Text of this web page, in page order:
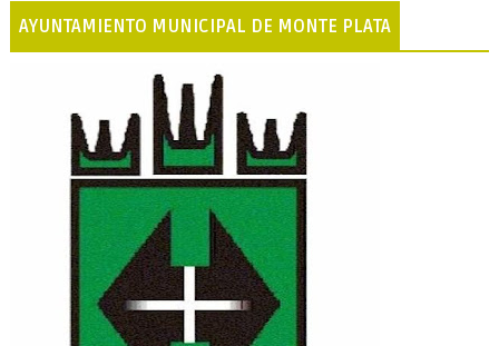
AYUNTAMIENTO MUNICIPAL DE MONTE PLATA